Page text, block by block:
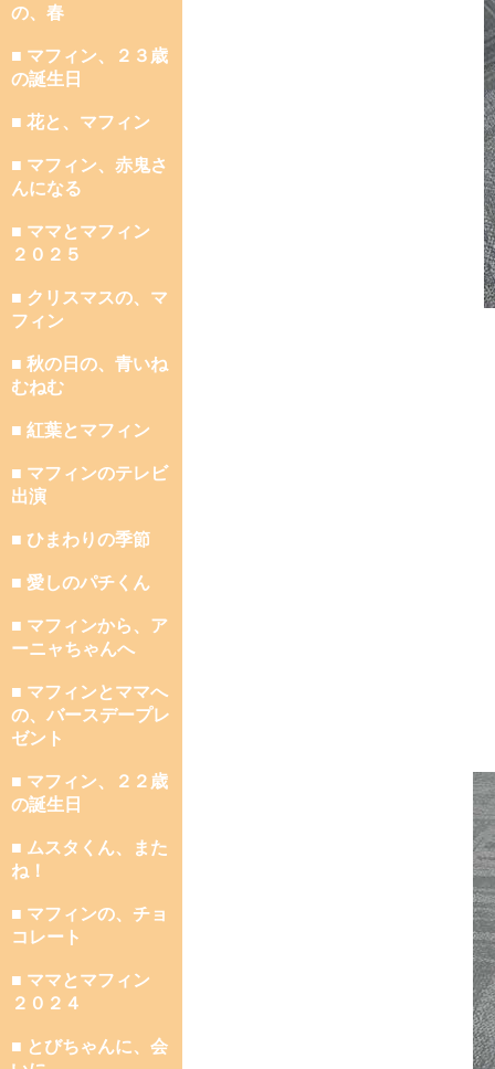
の、春
■ マフィン、２３歳
の誕生日
■ 花と、マフィン
■ マフィン、赤鬼さ
んになる
■ ママとマフィン
２０２５
■ クリスマスの、マ
フィン
■ 秋の日の、青いね
むねむ
■ 紅葉とマフィン
■ マフィンのテレビ
出演
■ ひまわりの季節
■ 愛しのパチくん
■ マフィンから、ア
ーニャちゃんへ
■ マフィンとママへ
の、バースデープレ
ゼント
■ マフィン、２２歳
の誕生日
■ ムスタくん、また
ね！
■ マフィンの、チョ
コレート
■ ママとマフィン
２０２４
■ とびちゃんに、会